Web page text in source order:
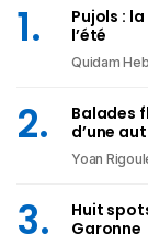
Pujols :
l’été
Quidam
Balades
d’une
Yoan
Huit
Garonne